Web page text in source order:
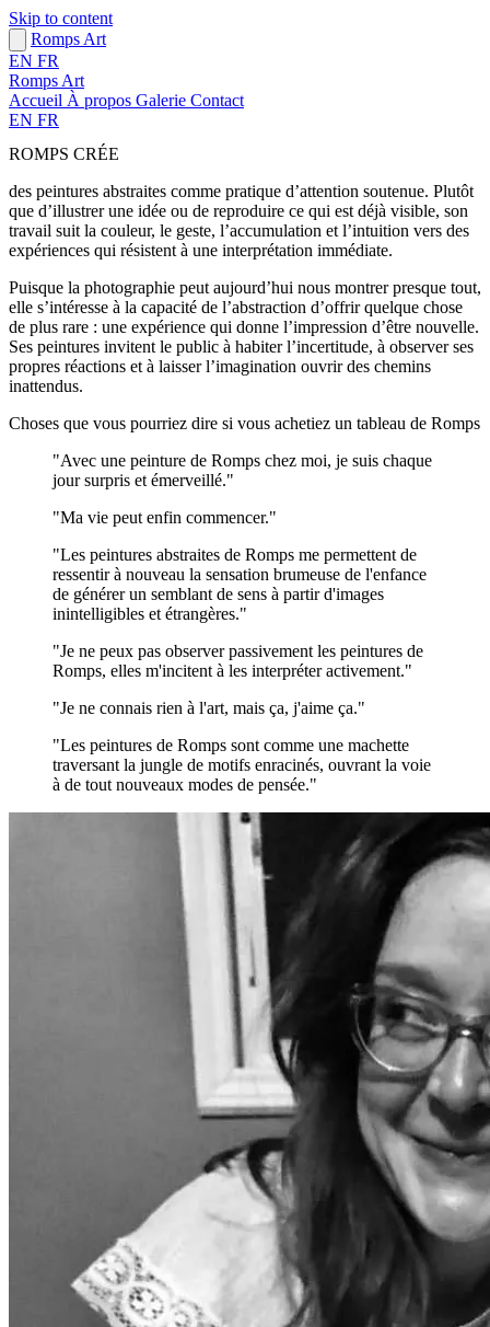
Skip to content
Romps Art
EN FR
Romps Art
Accueil À propos Galerie Contact
EN FR
ROMPS CRÉE
des peintures abstraites comme pratique d’attention soutenue. Plutôt
que d’illustrer une idée ou de reproduire ce qui est déjà visible, son
travail suit la couleur, le geste, l’accumulation et l’intuition vers des
expériences qui résistent à une interprétation immédiate.
Puisque la photographie peut aujourd’hui nous montrer presque tout,
elle s’intéresse à la capacité de l’abstraction d’offrir quelque chose
de plus rare : une expérience qui donne l’impression d’être nouvelle.
Ses peintures invitent le public à habiter l’incertitude, à observer ses
propres réactions et à laisser l’imagination ouvrir des chemins
inattendus.
Choses que vous pourriez dire si vous achetiez un tableau de Romps
"Avec une peinture de Romps chez moi, je suis chaque
jour surpris et émerveillé."
"Ma vie peut enfin commencer."
"Les peintures abstraites de Romps me permettent de
ressentir à nouveau la sensation brumeuse de l'enfance
de générer un semblant de sens à partir d'images
inintelligibles et étrangères."
"Je ne peux pas observer passivement les peintures de
Romps, elles m'incitent à les interpréter activement."
"Je ne connais rien à l'art, mais ça, j'aime ça."
"Les peintures de Romps sont comme une machette
traversant la jungle de motifs enracinés, ouvrant la voie
à de tout nouveaux modes de pensée."